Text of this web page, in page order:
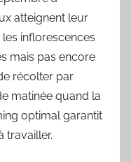
atteignent leur
inflorescences
mais pas encore
récolter par
matinée quand la
optimal garantit
travailler.